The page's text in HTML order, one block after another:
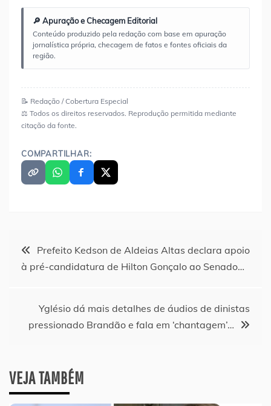
🔎 Apuração e Checagem Editorial
Conteúdo produzido pela redação com base em apuração
jornalística própria, checagem de fatos e fontes oficiais da
região.
📝 Redação / Cobertura Especial
⚖️ Todos os direitos reservados. Reprodução permitida mediante
citação da fonte.
COMPARTILHAR:
Navegação
Prefeito Kedson de Aldeias Altas declara apoio
à pré-candidatura de Hilton Gonçalo ao Senado…
Yglésio dá mais detalhes de áudios de dinistas
pressionado Brandão e fala em ‘chantagem’…
VEJA TAMBÉM